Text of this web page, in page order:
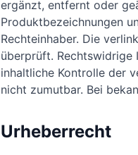
ergänzt, entfernt oder
Produktbezeichnungen
Rechteinhaber. Die
überprüft. Rechtswidrige
inhaltliche Kontrolle der
nicht zumutbar. Bei
Urheberrecht